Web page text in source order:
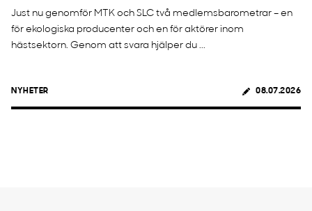
Just nu genomför MTK och SLC två medlemsbarometrar – en
för ekologiska producenter och en för aktörer inom
hästsektorn. Genom att svara hjälper du ...
NYHETER 08.07.2026